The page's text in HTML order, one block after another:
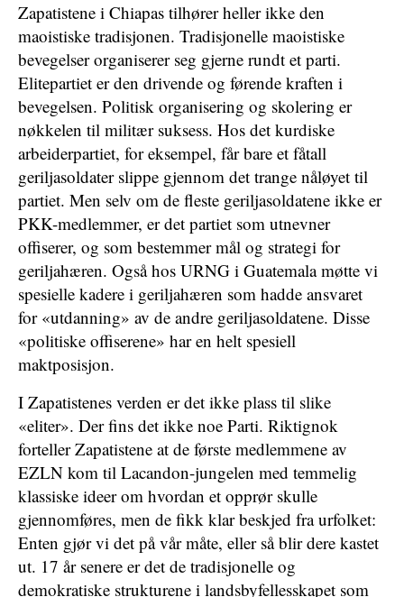
Zapatistene i Chiapas tilhører heller ikke den
maoistiske tradisjonen. Tradisjonelle maoistiske
bevegelser organiserer seg gjerne rundt et parti.
Elitepartiet er den drivende og førende kraften i
bevegelsen. Politisk organisering og skolering er
nøkkelen til militær suksess. Hos det kurdiske
arbeiderpartiet, for eksempel, får bare et fåtall
geriljasoldater slippe gjennom det trange nåløyet til
partiet. Men selv om de fleste geriljasoldatene ikke er
PKK-medlemmer, er det partiet som utnevner
offiserer, og som bestemmer mål og strategi for
geriljahæren. Også hos URNG i Guatemala møtte vi
spesielle kadere i geriljahæren som hadde ansvaret
for «utdanning» av de andre geriljasoldatene. Disse
«politiske offiserene» har en helt spesiell
maktposisjon.
I Zapatistenes verden er det ikke plass til slike
«eliter». Der fins det ikke noe Parti. Riktignok
forteller Zapatistene at de første medlemmene av
EZLN kom til Lacandon-jungelen med temmelig
klassiske ideer om hvordan et opprør skulle
gjennomføres, men de fikk klar beskjed fra urfolket:
Enten gjør vi det på vår måte, eller så blir dere kastet
ut. 17 år senere er det de tradisjonelle og
demokratiske strukturene i landsbyfellesskapet som